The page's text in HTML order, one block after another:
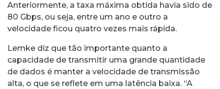
Anteriormente, a taxa máxima obtida havia sido de
80 Gbps, ou seja, entre um ano e outro a
velocidade ficou quatro vezes mais rápida.
Lemke diz que tão importante quanto a
capacidade de transmitir uma grande quantidade
de dados é manter a velocidade de transmissão
alta, o que se reflete em uma latência baixa. “A